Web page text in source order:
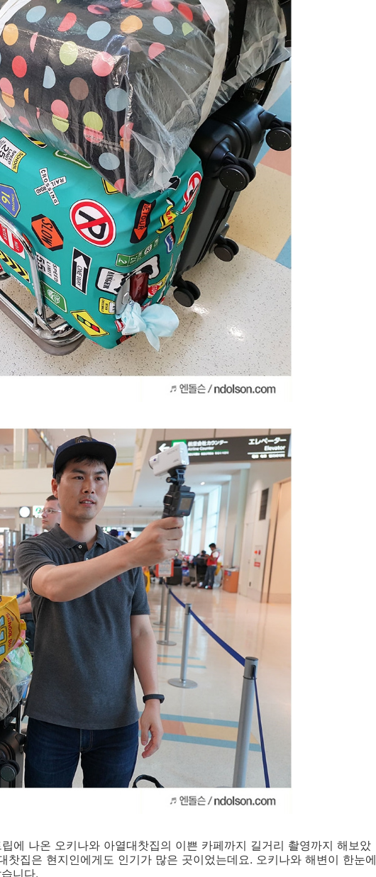
에 나온 오키나와 아열대찻집의 이쁜 카페까지 길거리 촬영까지 해보았
찻집은 현지인에게도 인기가 많은 곳이었는데요. 오키나와 해변이 한눈에
니다.